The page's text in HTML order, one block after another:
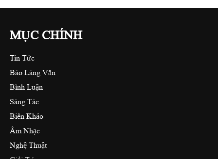
MỤC CHÍNH
Tin Tức
Báo Làng Văn
Bình Luận
Sáng Tác
Biên Khảo
Âm Nhạc
Nghệ Thuật